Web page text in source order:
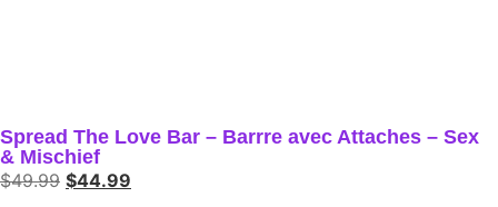
Spread The Love Bar – Barrre avec Attaches – Sex
& Mischief
$49.99 $44.99